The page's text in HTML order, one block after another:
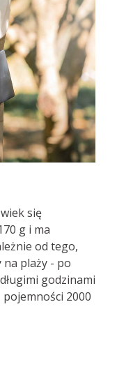
się
g i ma
od tego,
na plaży - po
godzinami
2000